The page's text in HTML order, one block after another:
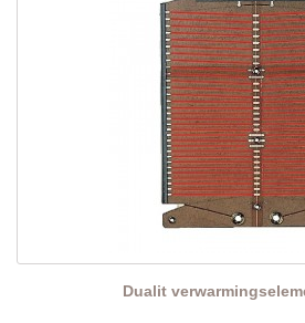
Dualit